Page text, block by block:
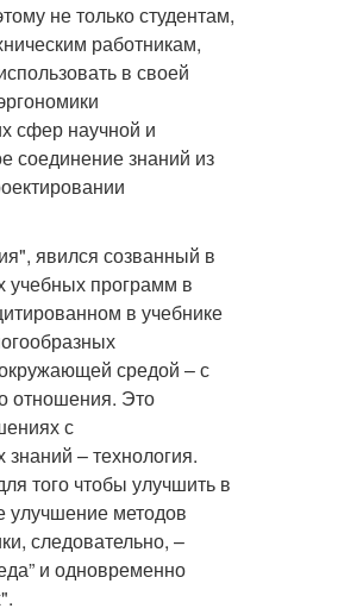
не только студентам,
работникам,
в своей
сфер научной и
соединение знаний из
явился созванный в
учебных программ в
в учебнике
средой – с
отношения. Это
с
– технология.
того чтобы улучшить в
улучшение методов
следовательно, –
и одновременно